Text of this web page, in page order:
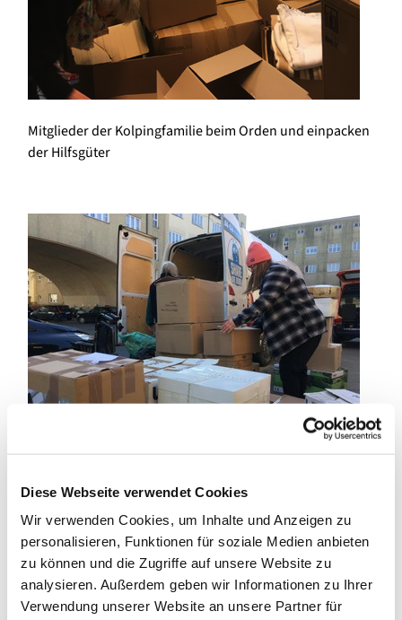
Diese Webseite verwendet Cookies
Wir verwenden Cookies, um Inhalte und Anzeigen zu
personalisieren, Funktionen für soziale Medien anbieten
zu können und die Zugriffe auf unsere Website zu
analysieren. Außerdem geben wir Informationen zu Ihrer
Verwendung unserer Website an unsere Partner für
Mitglieder der Kolpingfamilie beim Orden und einpacken
der Hilfsgüter
Vor dem Pfarrhaus werden die Kisten in den Transporter
verladen.